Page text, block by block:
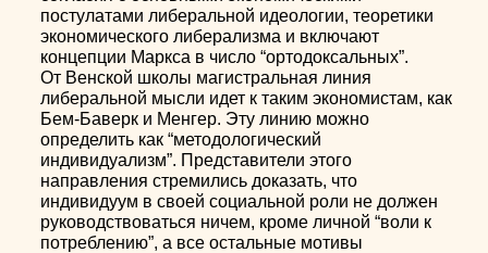
постулатами либеральной идеологии, теоретики
экономического либерализма и включают
концепции Маркса в число “ортодоксальных”.
От Венской школы магистральная линия
либеральной мысли идет к таким экономистам, как
Бем-Баверк и Менгер. Эту линию можно
определить как “методологический
индивидуализм”. Представители этого
направления стремились доказать, что
индивидуум в своей социальной роли не должен
руководствоваться ничем, кроме личной “воли к
потреблению”, а все остальные мотивы